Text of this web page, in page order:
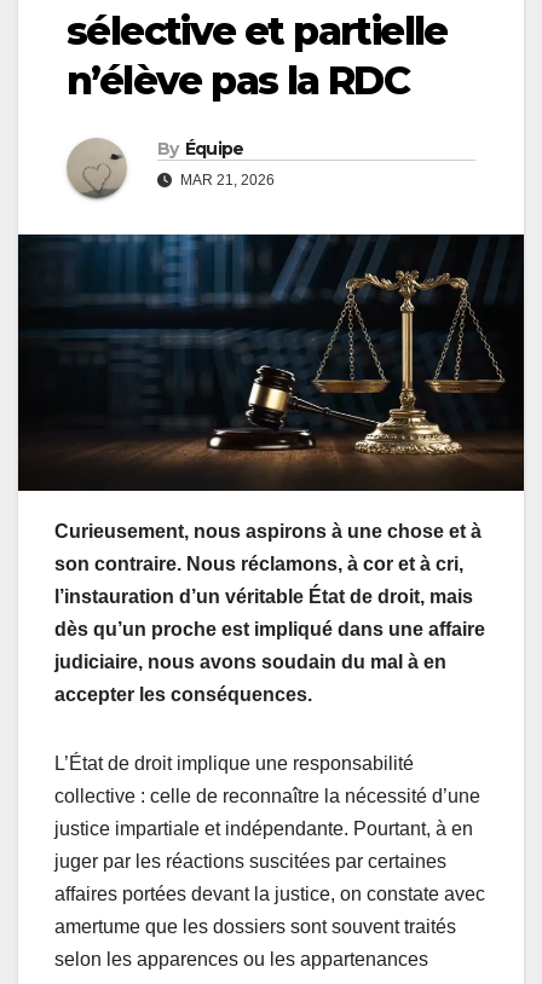
sélective et partielle
n’élève pas la RDC
By Équipe
MAR 21, 2026
Curieusement, nous aspirons à une chose et à
son contraire. Nous réclamons, à cor et à cri,
l’instauration d’un véritable État de droit, mais
dès qu’un proche est impliqué dans une affaire
judiciaire, nous avons soudain du mal à en
accepter les conséquences.
L’État de droit implique une responsabilité
collective : celle de reconnaître la nécessité d’une
justice impartiale et indépendante. Pourtant, à en
juger par les réactions suscitées par certaines
affaires portées devant la justice, on constate avec
amertume que les dossiers sont souvent traités
selon les apparences ou les appartenances